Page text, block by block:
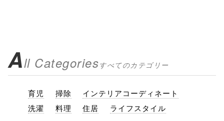
All Categoriesすべてのカテゴリー
育児 掃除
インテリアコーディネート
洗濯
料理 住居 ライフスタイル